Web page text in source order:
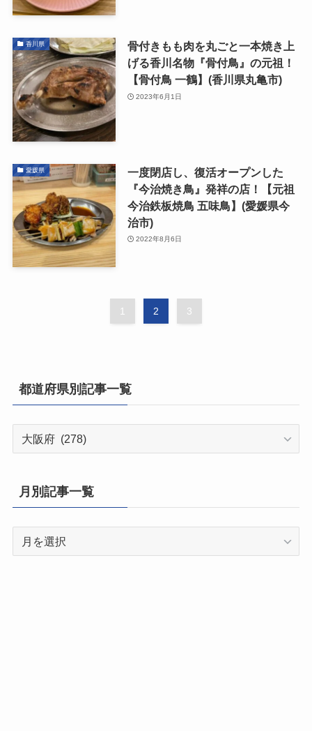
香川県
骨付きもも肉を丸ごと一本焼き上
げる香川名物『骨付鳥』の元祖！
【骨付鳥 一鶴】(香川県丸亀市)
2023年6月1日
愛媛県
一度閉店し、復活オープンした
『今治焼き鳥』発祥の店！【元祖
今治鉄板焼鳥 五味鳥】(愛媛県今
治市)
2022年8月6日
1 2 3
都道府県別記事一覧
県
別
一
月別記事一覧